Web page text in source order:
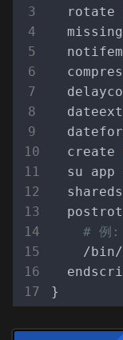
  rotate
  dateext
  create
su app
# 例:
/